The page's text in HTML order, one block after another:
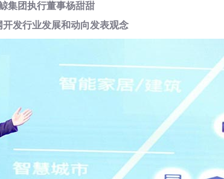
集团执行董事杨甜甜
开发行业发展和动向发表观念